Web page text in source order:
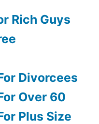
Rich Guys
Divorcees
Over 60
Plus Size